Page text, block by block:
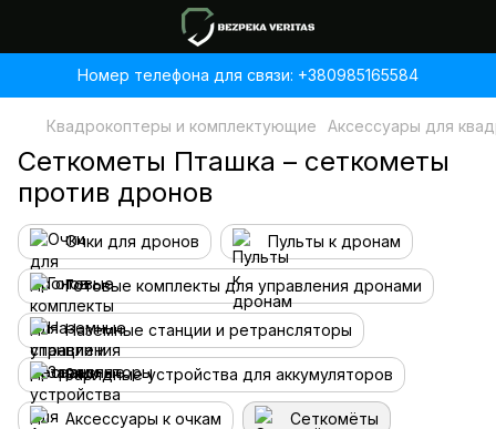
Номер телефона для связи: +380985165584
Квадрокоптеры и комплектующие Аксессуары для
Сеткометы Пташка – сеткометы
против дронов
Очки для дронов Пульты к дронам
Готовые комплекты для управления дронами
Наземные станции и ретрансляторы
Зарядные устройства для аккумуляторов
Аксессуары к очкам Сеткомёты